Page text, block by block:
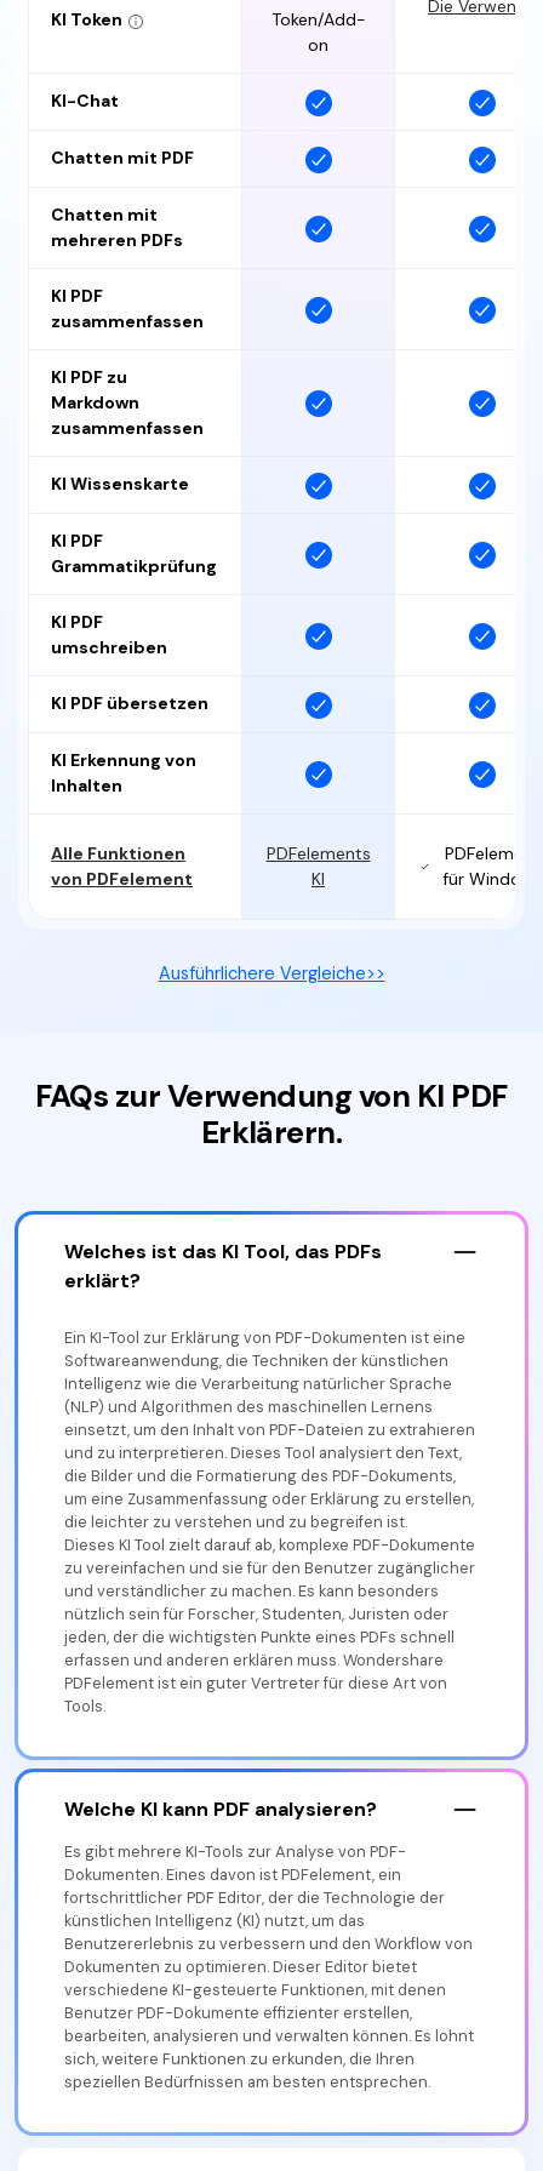
KI Token
Token/Add-
on
Die
KI-Chat
Chatten mit PDF
Chatten mit
mehreren PDFs
KI PDF
zusammenfassen
KI PDF zu
Markdown
zusammenfassen
KI Wissenskarte
KI PDF
Grammatikprüfung
KI PDF
umschreiben
KI PDF übersetzen
KI Erkennung von
Inhalten
Alle Funktionen
von PDFelement
PDFelements
KI
PDFelement
für Windows
Ausführlichere Vergleiche>>
FAQs zur Verwendung von KI PDF
Erklärern.
Welches ist das KI Tool, das PDFs
erklärt?
Ein KI-Tool zur Erklärung von PDF-Dokumenten ist eine
Softwareanwendung, die Techniken der künstlichen
Intelligenz wie die Verarbeitung natürlicher Sprache
(NLP) und Algorithmen des maschinellen Lernens
einsetzt, um den Inhalt von PDF-Dateien zu extrahieren
und zu interpretieren. Dieses Tool analysiert den Text,
die Bilder und die Formatierung des PDF-Dokuments,
um eine Zusammenfassung oder Erklärung zu erstellen,
die leichter zu verstehen und zu begreifen ist.
Dieses KI Tool zielt darauf ab, komplexe PDF-Dokumente
zu vereinfachen und sie für den Benutzer zugänglicher
und verständlicher zu machen. Es kann besonders
nützlich sein für Forscher, Studenten, Juristen oder
jeden, der die wichtigsten Punkte eines PDFs schnell
erfassen und anderen erklären muss. Wondershare
PDFelement ist ein guter Vertreter für diese Art von
Tools.
Welche KI kann PDF analysieren?
Es gibt mehrere KI-Tools zur Analyse von PDF-
Dokumenten. Eines davon ist PDFelement, ein
fortschrittlicher PDF Editor, der die Technologie der
künstlichen Intelligenz (KI) nutzt, um das
Benutzererlebnis zu verbessern und den Workflow von
Dokumenten zu optimieren. Dieser Editor bietet
verschiedene KI-gesteuerte Funktionen, mit denen
Benutzer PDF-Dokumente effizienter erstellen,
bearbeiten, analysieren und verwalten können. Es lohnt
sich, weitere Funktionen zu erkunden, die Ihren
speziellen Bedürfnissen am besten entsprechen.